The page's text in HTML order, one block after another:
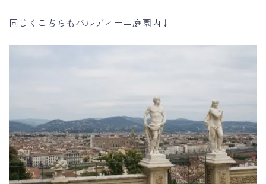
同じくこちらもバルディーニ庭園内↓